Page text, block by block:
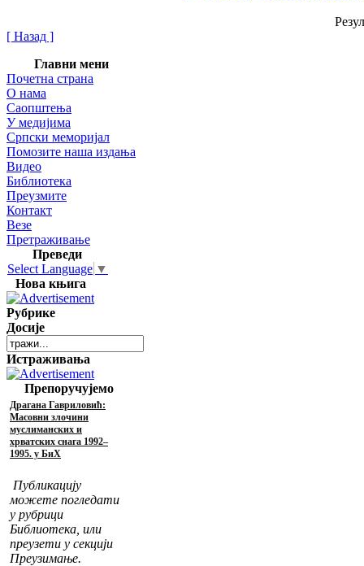
[ Назад ]
Главни мени
Почетна страна
О нама
Саопштења
У медијима
Српски меморијал
Помозите наша издања
Видео
Библиотека
Преузмите
Контакт
Везе
Претраживање
Преведи
Select Language ▼
Нова књига
Рубрике
Досије
Истраживања
Препоручујемо
Драгана Гавриловић:
Масовни злочини
муслиманских и
хрватских снага 1992–
1995. у БиХ
Публикацију
можете погледати
у рубрици
Библиотека, или
преузети у секцији
Преузимање.